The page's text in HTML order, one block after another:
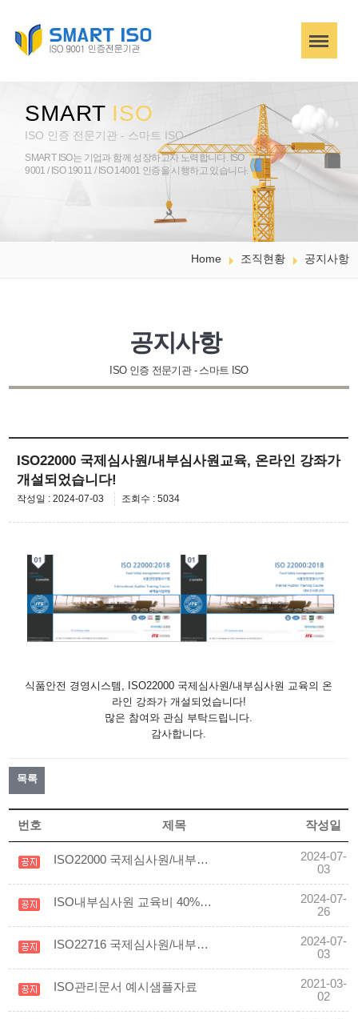
SMART ISO
ISO 인증 전문기관 - 스마트 ISO
SMART ISO는 기업과 함께 성장하고자 노력합니다. ISO
9001 / ISO 19011 / ISO 14001 인증을 시행하고 있습니다.
Home 조직현황 공지사항
공지사항
ISO 인증 전문기관 - 스마트 ISO
ISO22000 국제심사원/내부심사원교육, 온라인 강좌가
개설되었습니다!
작성일 : 2024-07-03 조회수 : 5034
식품안전 경영시스템, ISO22000 국제심사원/내부심사원 교육의 온
라인 강좌가 개설되었습니다!
많은 참여와 관심 부탁드립니다.
감사합니다.
목록
번호 제목 작성일
ISO22000 국제심사원/내부심사원교육, 온라인 강좌가 개설되었습니다!
2024-07-
03
ISO내부심사원 교육비 40% 대폭 인하
2024-07-
26
ISO22716 국제심사원/내부심사원교육, 온라인 강좌가 개설되었습니다.
2024-07-
03
ISO관리문서 예시샘플자료
2021-03-
02